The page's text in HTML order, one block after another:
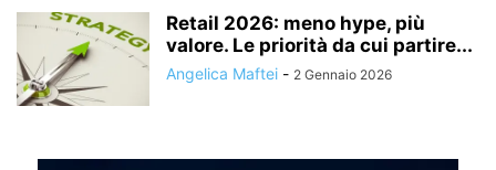
Retail 2026: meno hype, più
valore. Le priorità da cui partire...
Angelica Maftei - 2 Gennaio 2026